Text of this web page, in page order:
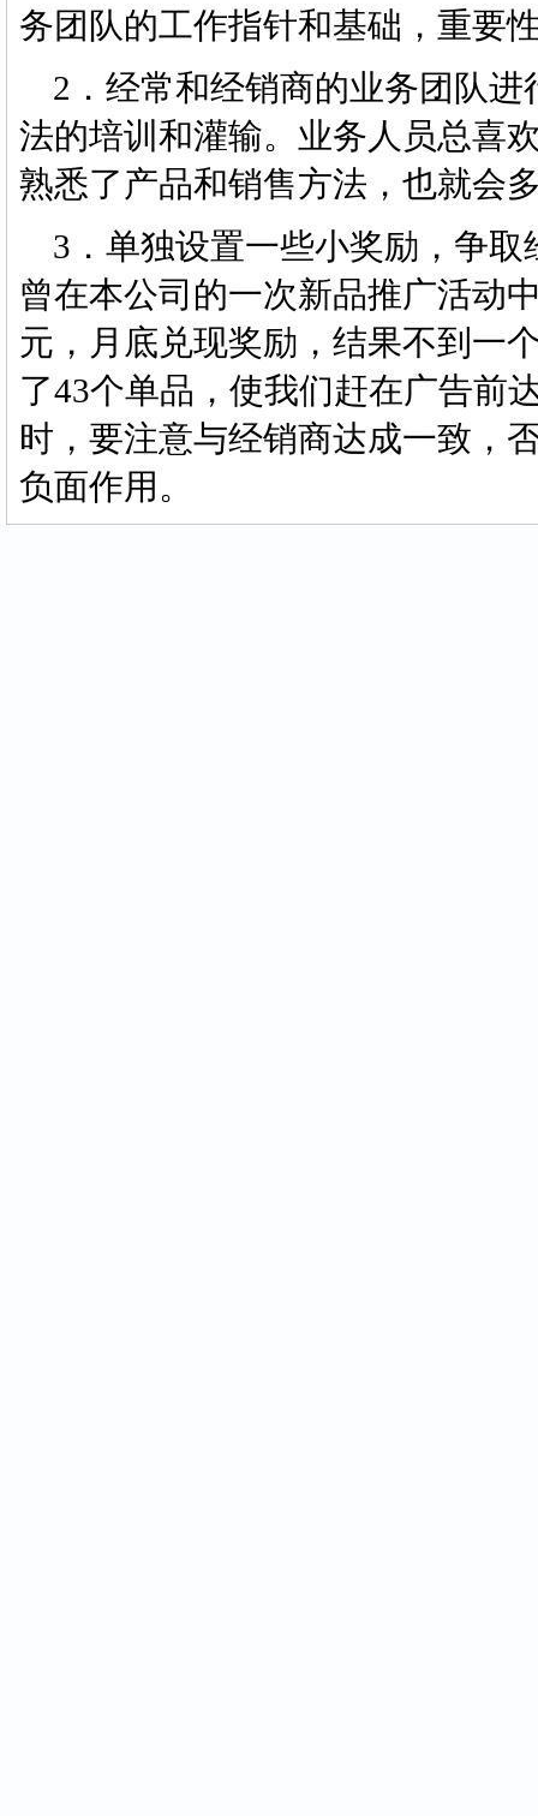
务团队的工作指针和基础，重要
2．经常和经销商的业务团队进
法的培训和灌输。业务人员总喜
熟悉了产品和销售方法，也就会
3．单独设置一些小奖励，争取
曾在本公司的一次新品推广活动
元，月底兑现奖励，结果不到一
了43个单品，使我们赶在广告前
时，要注意与经销商达成一致，
负面作用。